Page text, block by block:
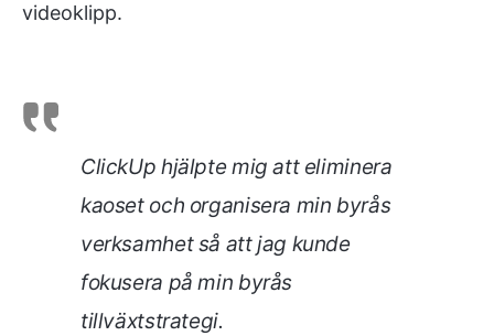
videoklipp.
ClickUp hjälpte mig att eliminera
kaoset och organisera min byrås
verksamhet så att jag kunde
fokusera på min byrås
tillväxtstrategi.